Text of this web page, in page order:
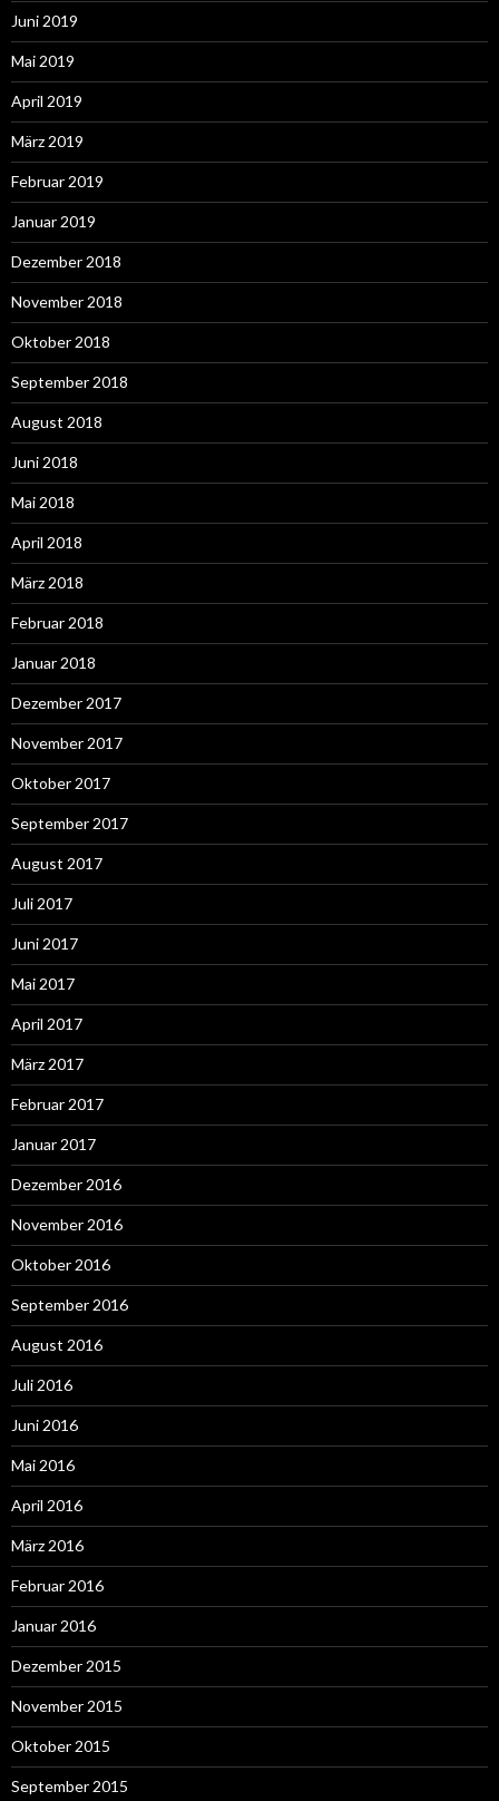
Juni 2019
Mai 2019
April 2019
März 2019
Februar 2019
Januar 2019
Dezember 2018
November 2018
Oktober 2018
September 2018
August 2018
Juni 2018
Mai 2018
April 2018
März 2018
Februar 2018
Januar 2018
Dezember 2017
November 2017
Oktober 2017
September 2017
August 2017
Juli 2017
Juni 2017
Mai 2017
April 2017
März 2017
Februar 2017
Januar 2017
Dezember 2016
November 2016
Oktober 2016
September 2016
August 2016
Juli 2016
Juni 2016
Mai 2016
April 2016
März 2016
Februar 2016
Januar 2016
Dezember 2015
November 2015
Oktober 2015
September 2015